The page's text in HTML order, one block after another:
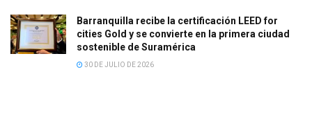
Barranquilla recibe la certificación LEED for
cities Gold y se convierte en la primera ciudad
sostenible de Suramérica
30 DE JULIO DE 2026